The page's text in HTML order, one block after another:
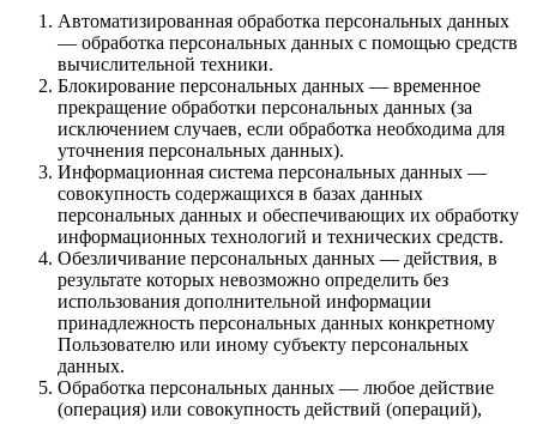
Автоматизированная обработка персональных данных
— обработка персональных данных с помощью средств
вычислительной техники.
Блокирование персональных данных — временное
прекращение обработки персональных данных (за
исключением случаев, если обработка необходима для
уточнения персональных данных).
Информационная система персональных данных —
совокупность содержащихся в базах данных
персональных данных и обеспечивающих их обработку
информационных технологий и технических средств.
Обезличивание персональных данных — действия, в
результате которых невозможно определить без
использования дополнительной информации
принадлежность персональных данных конкретному
Пользователю или иному субъекту персональных
данных.
Обработка персональных данных — любое действие
(операция) или совокупность действий (операций),